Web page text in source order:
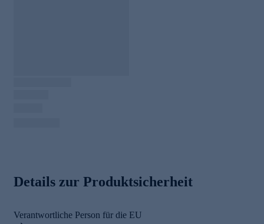
Details zur Produktsicherheit
Verantwortliche Person für die EU